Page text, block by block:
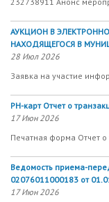
АУКЦИОН В
НАХОДЯЩЕГОСЯ В
28 Июл 2026
Заявка на участие
РН-карт Отчет о
17 Июн 2026
Печатная форма Отчет о
Ведомость приема-
02076011000183 от
17 Июн 2026